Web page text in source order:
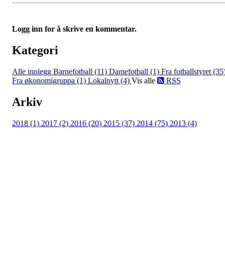
Logg inn for å skrive en kommentar.
Kategori
Alle innlegg Barnefotball (11) Damefotball (1) Fra fotballstyret
Fra økonomigruppa (1) Lokalnytt (4) Vis alle RSS
Arkiv
2018 (1) 2017 (2) 2016 (20) 2015 (37) 2014 (75) 2013 (4)